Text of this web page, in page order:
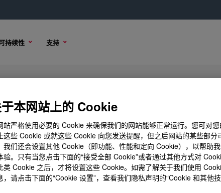
持续性 支持
Silicone Rubber
样品选项 购买选项
本网站上的 Cookie
站严格使用必要的 Cookie 来确保我们的网站能够正常运行。您可对
这些 Cookie 或就这些 Cookie 向您发送提醒，但之后网站的某些部分
我们还会设置其他 Cookie（即功能、性能和定向 Cookie），以帮助
验。只有当您点击下面的“接受全部 Cookie”或者通过其他方式对
类 Cookie 之后，才将设置这些 Cookie。如需了解关于我们使用
，请点击下面的“Cookie 设置”，查看我们隐私声明的“Cookie 和其他技